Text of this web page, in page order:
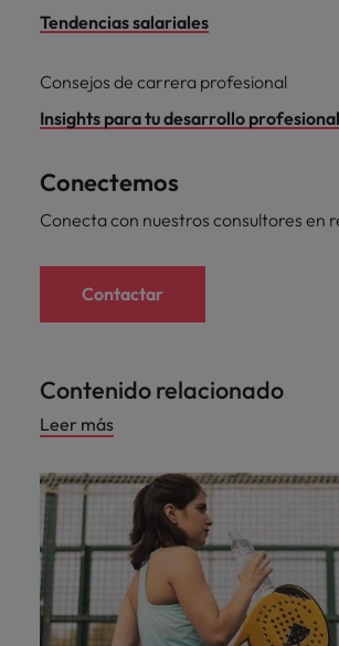
Tendencias salariales
Consejos de carrera profesional
Insights para tu desarrollo profesional
Conectemos
Conecta con nuestros consultores en
Contactar
Contenido relacionado
Leer más